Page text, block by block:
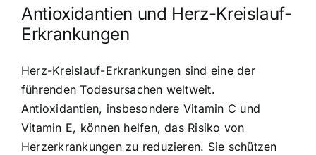
Antioxidantien und Herz-Kreislauf-
Erkrankungen
Herz-Kreislauf-Erkrankungen sind eine der
führenden Todesursachen weltweit.
Antioxidantien, insbesondere Vitamin C und
Vitamin E, können helfen, das Risiko von
Herzerkrankungen zu reduzieren. Sie schützen